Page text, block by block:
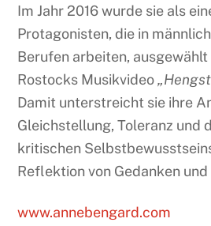
Im Jahr 2016 wurde sie als
Protagonisten, die in
Berufen arbeiten, ausgewählt
Rostocks Musikvideo
Damit unterstreicht sie ihre
Gleichstellung, Toleranz und
kritischen
Reflektion von Gedanken
www.annebengard.com